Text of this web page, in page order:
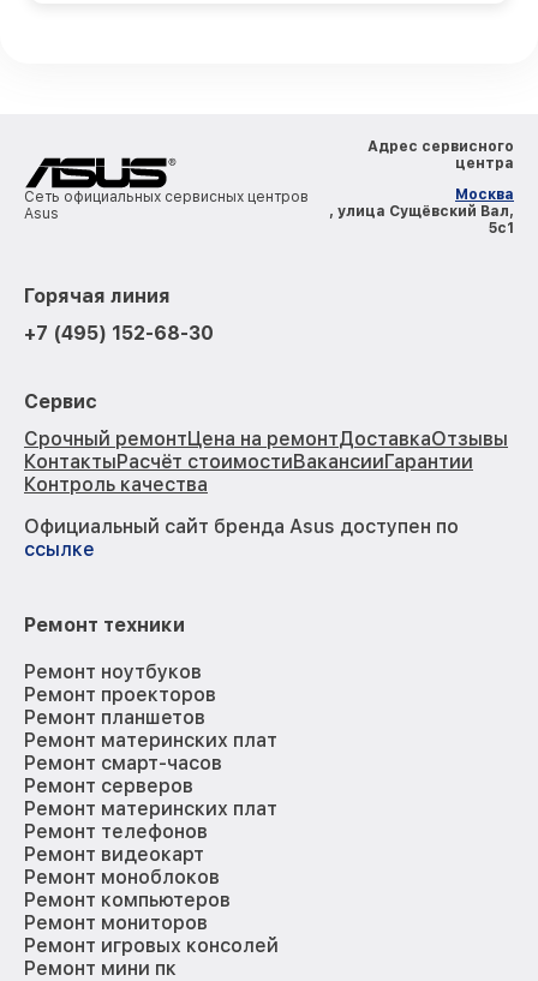
Сеть официальных сервисных центров
Asus
Адрес сервисного
центра
Москва
, улица Сущёвский Вал,
5с1
Горячая линия
+7 (495) 152-68-30
Сервис
Срочный ремонтЦена на ремонтДоставкаОтзывы
КонтактыРасчёт стоимостиВакансииГарантии
Контроль качества
Официальный сайт бренда Asus доступен по
ссылке
Ремонт техники
Ремонт ноутбуков
Ремонт проекторов
Ремонт планшетов
Ремонт материнских плат
Ремонт смарт-часов
Ремонт серверов
Ремонт материнских плат
Ремонт телефонов
Ремонт видеокарт
Ремонт моноблоков
Ремонт компьютеров
Ремонт мониторов
Ремонт игровых консолей
Ремонт мини пк